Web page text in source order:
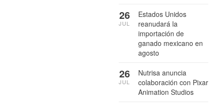
Estados Unidos
reanudará la
importación de
ganado mexicano en
agosto
26
JUL
Nutrisa anuncia
colaboración con Pixar
Animation Studios
26
JUL